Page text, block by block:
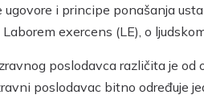
i principe ponašanja
exercens (LE), o
poslodavca različita je
poslodavac bitno određuje